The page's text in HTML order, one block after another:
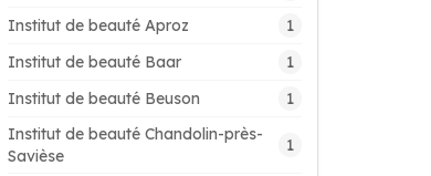
Institut de beauté Aproz 1
Institut de beauté Baar 1
Institut de beauté Beuson 1
Institut de beauté Chandolin-près-
Savièse
1